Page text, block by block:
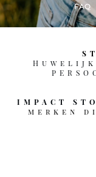
FAQ
IMPACT
merken